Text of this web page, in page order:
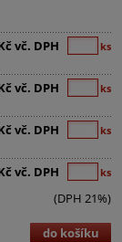
vč. DPH ks
vč. DPH ks
vč. DPH ks
vč. DPH ks
(DPH 21%)
do košíku